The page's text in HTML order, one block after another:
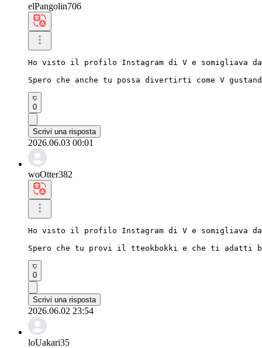
elPangolin706
Ho visto il profilo Instagram di V e somigliava
Spero che anche tu possa divertirti come V
0
Scrivi una risposta
2026.06.03 00:01
woOtter382
Ho visto il profilo Instagram di V e somigliava
Spero che tu provi il tteokbokki e che ti adatti
0
Scrivi una risposta
2026.06.02 23:54
loUakari35